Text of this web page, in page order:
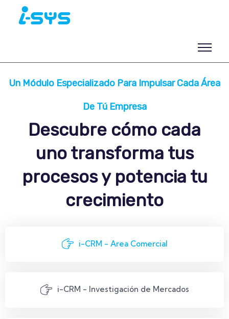
Un Módulo Especializado Para Impulsar Cada Área
De Tú Empresa
Descubre cómo cada
uno transforma tus
procesos y potencia tu
crecimiento
i-CRM - Area Comercial
i-CRM - Investigación de Mercados